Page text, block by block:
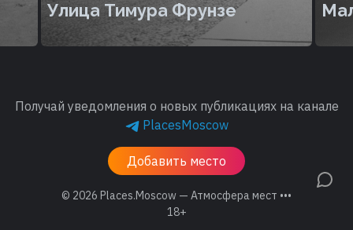
Улица Тимура Фрунзе
Получай уведомления о новых публикациях на канале
PlacesMoscow
Добавить место
© 2026 Places.Moscow — Атмосфера мест •••
18+